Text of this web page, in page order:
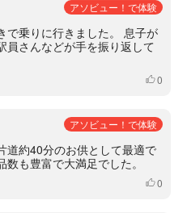
アソビュー！で体験
で乗りに行きました。 息子が
員さんなどが手を振り返して
いいね
0
アソビュー！で体験
道約40分のお供として最適で
も豊富で大満足でした。
いいね
0